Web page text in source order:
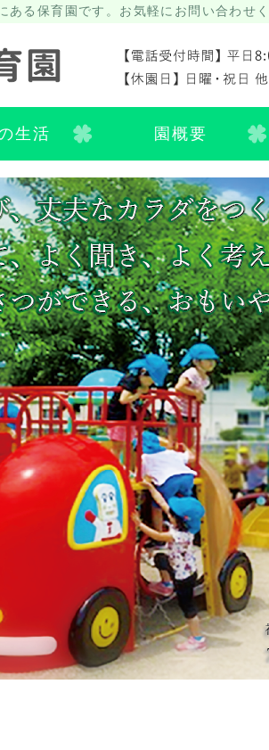
佐賀県 鳥栖
る保育園です。お気軽にお問い合わせく
生活 園概要